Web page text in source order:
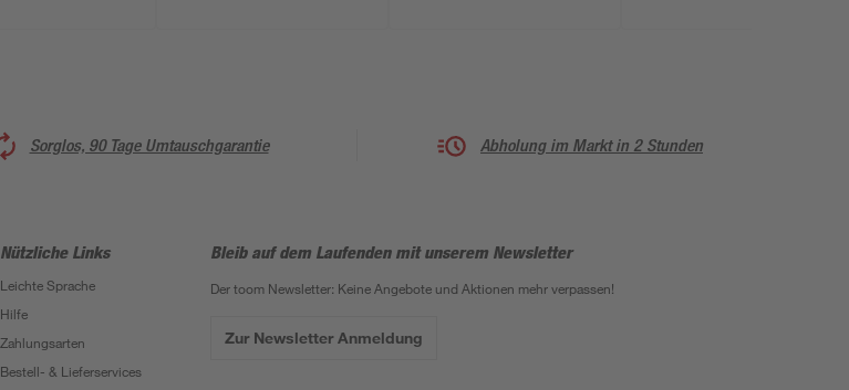
Sorglos, 90 Tage Umtauschgarantie Abholung im Markt in 2 Stunden
Nützliche Links
Leichte Sprache
Hilfe
Zahlungsarten
Bestell- & Lieferservices
Bleib auf dem Laufenden mit unserem Newsletter
Der toom Newsletter: Keine Angebote und Aktionen mehr verpassen!
Zur Newsletter Anmeldung